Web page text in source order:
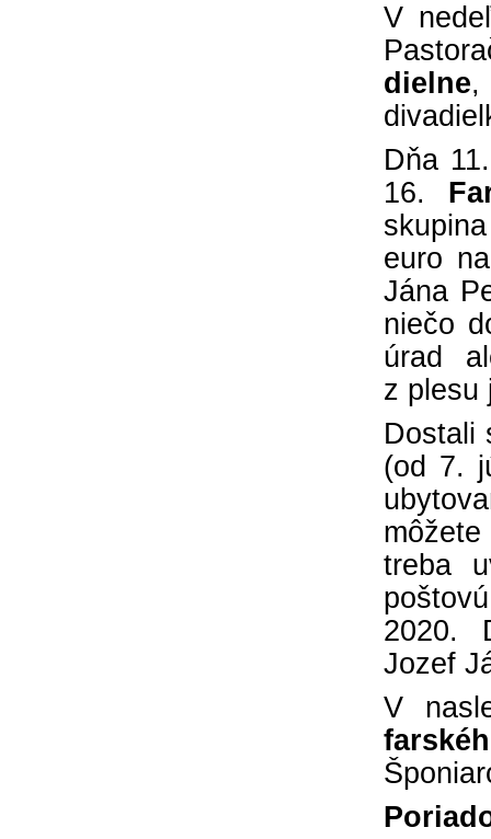
V
dielne,
Dňa
16.
euro
Jána
niečo
úrad
z plesu
Dostali
(od 7.
treba
2020.
Jozef
V